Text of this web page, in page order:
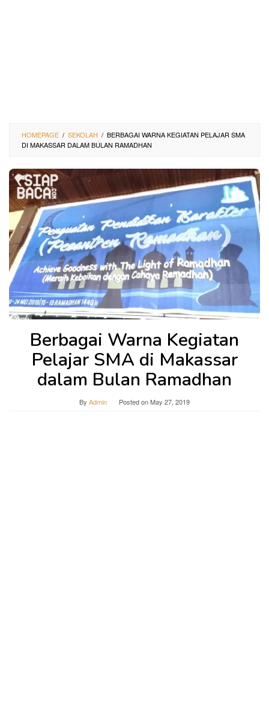
HOMEPAGE / SEKOLAH / BERBAGAI WARNA KEGIATAN PELAJAR SMA
DI MAKASSAR DALAM BULAN RAMADHAN
Berbagai Warna Kegiatan
Pelajar SMA di Makassar
dalam Bulan Ramadhan
By Admin Posted onMay 27, 2019